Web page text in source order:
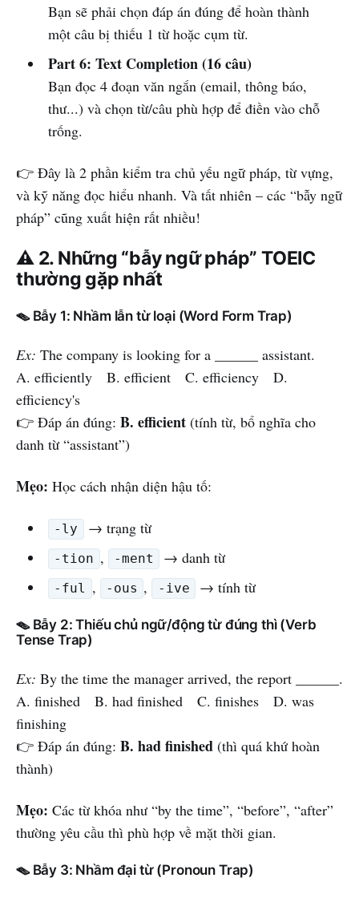
Bạn sẽ phải chọn đáp án đúng để hoàn thành
một câu bị thiếu 1 từ hoặc cụm từ.
Part 6: Text Completion (16 câu)
Bạn đọc 4 đoạn văn ngắn (email, thông báo,
thư...) và chọn từ/câu phù hợp để điền vào chỗ
trống.
👉 Đây là 2 phần kiểm tra chủ yếu ngữ pháp, từ vựng,
và kỹ năng đọc hiểu nhanh. Và tất nhiên – các “bẫy ngữ
pháp” cũng xuất hiện rất nhiều!
⚠️ 2. Những “bẫy ngữ pháp” TOEIC
thường gặp nhất
🪤 Bẫy 1: Nhầm lẫn từ loại (Word Form Trap)
Ex: The company is looking for a ______ assistant.
A. efficiently B. efficient C. efficiency D.
efficiency's
👉 Đáp án đúng: B. efficient (tính từ, bổ nghĩa cho
danh từ “assistant”)
Mẹo: Học cách nhận diện hậu tố:
-ly → trạng từ
-tion , -ment → danh từ
-ful , -ous , -ive → tính từ
🪤 Bẫy 2: Thiếu chủ ngữ/động từ đúng thì (Verb
Tense Trap)
Ex: By the time the manager arrived, the report ______.
A. finished B. had finished C. finishes D. was
finishing
👉 Đáp án đúng: B. had finished (thì quá khứ hoàn
thành)
Mẹo: Các từ khóa như “by the time”, “before”, “after”
thường yêu cầu thì phù hợp về mặt thời gian.
🪤 Bẫy 3: Nhầm đại từ (Pronoun Trap)